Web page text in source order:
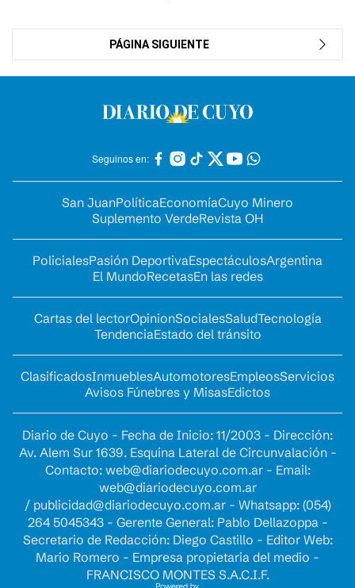
PÁGINA SIGUIENTE
Seguinos en:
San JuanPolíticaEconomíaCuyo Minero
Suplemento VerdeRevista OH
PolicialesPasión DeportivaEspectáculosArgentina
El MundoRecetasEn las redes
Cartas del lectorOpinionSocialesSaludTecnología
TendenciaEstado del tránsito
ClasificadosInmueblesAutomotoresEmpleosServicios
Avisos Fúnebres y MisasEdictos
Diario de Cuyo - Fecha de Inicio: 11/2003 - Dirección:
Av. Alem Sur 1639. Esquina Lateral de Circunvalación -
Contacto: web@diariodecuyo.com.ar- Email:
web@diariodecuyo.com.ar
/ publicidad@diariodecuyo.com.ar- Whatsapp: (054)
264 5045343 - Gerente General: Pablo Dellazoppa -
Secretario de Redacción: Diego Castillo - Editor Web:
Mario Romero - Empresa propietaria del medio -
FRANCISCO MONTES S.A.C.I.F.